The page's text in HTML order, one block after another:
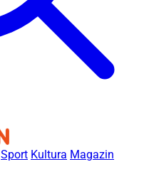
Sport Kultura Magazin